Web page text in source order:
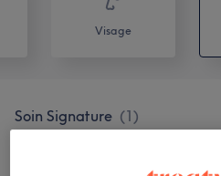
Visage
Soin Signature (1)